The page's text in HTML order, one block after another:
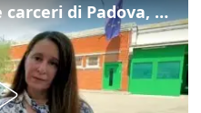
Gli avvocati visitano le carceri di Padova, ecco cosa hanno trovato